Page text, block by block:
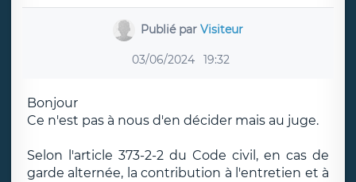
Publié parVisiteur
03/06/2024 19:32
Bonjour
Ce n'est pas à nous d'en décider mais au juge.
Selon l'article 373-2-2 du Code civil, en cas de
garde alternée, la contribution à l'entretien et à